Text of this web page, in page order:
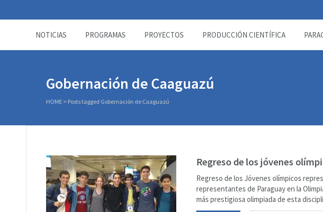
NOTICIAS PROGRAMAS PROYECTOS PRODUCCIÓN CIENTÍFICA
Gobernación de Caaguazú
HOME > Posts tagged Gobernación de Caaguazú
Regreso de los jóvenes
Regreso de los Jóvenes olímpicos
representantes de Paraguay en la
más prestigiosa olimpiada de esta